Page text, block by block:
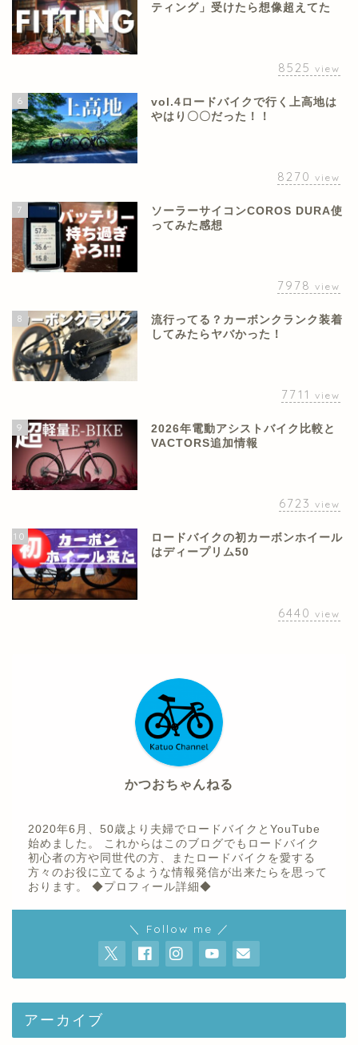
ティング」受けたら想像超えてた
8525 view
6
vol.4ロードバイクで行く上高地は
やはり〇〇だった！！
8270 view
7
ソーラーサイコンCOROS DURA使
ってみた感想
7978 view
8
流行ってる？カーボンクランク装着
してみたらヤバかった！
7711 view
9
2026年電動アシストバイク比較と
VACTORS追加情報
6723 view
10
ロードバイクの初カーボンホイール
はディープリム50
6440 view
かつおちゃんねる
2020年6月、50歳より夫婦でロードバイクとYouTube
始めました。 これからはこのブログでもロードバイク
初心者の方や同世代の方、またロードバイクを愛する
方々のお役に立てるような情報発信が出来たらを思って
おります。 ◆プロフィール詳細◆
＼ Follow me ／
アーカイブ
プロフィール
お問い合わせ